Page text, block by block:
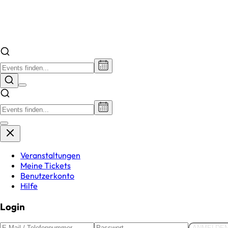
Veranstaltungen
Meine Tickets
Benutzerkonto
Hilfe
Login